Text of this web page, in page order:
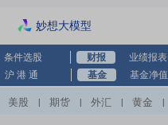
妙想大模型
条件选股 财报 业绩报表
沪 港 通 基金 基金净值
美股 期货 外汇 黄金